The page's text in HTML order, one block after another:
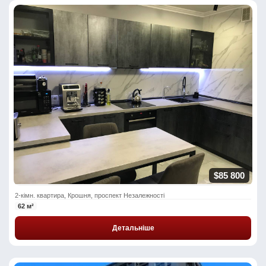
$85 800
2-кімн. квартира, Крошня, проспект Незалежності
62 м²
Детальніше